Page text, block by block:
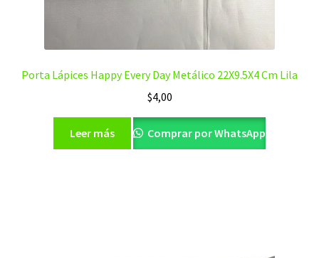
Porta Lápices Happy Every Day Metálico 22X9.5X4 Cm Lila
$4,00
Leer más Comprar por WhatsApp